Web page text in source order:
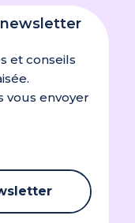
newsletter
et conseils
vous envoyer